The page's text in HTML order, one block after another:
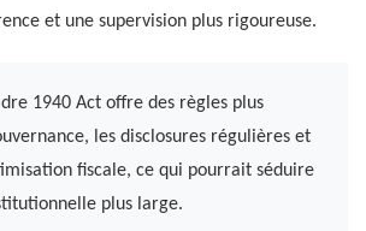
et une supervision plus rigoureuse.
1940 Act offre des règles plus
les disclosures régulières et
fiscale, ce qui pourrait séduire
plus large.